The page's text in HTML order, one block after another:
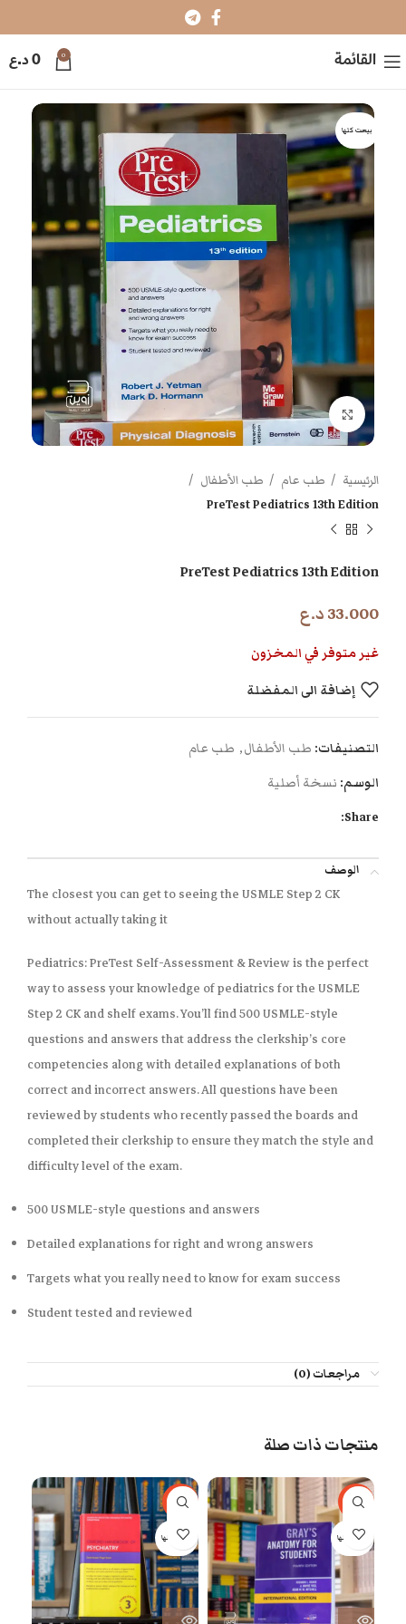
القائمة 0
0د.ع
بيعت كلها
اضغط للتكبير
الرئيسية طب عام
طب الأطفال
PreTest Pediatrics 13th Edition
PreTest Pediatrics 13th Edition
33.000د.ع
غير متوفر في المخزون
إضافة الى المفضلة
التصنيفات: طب الأطفال, طب عام
الوسم: نسخة أصلية
Share:
الوصف
The closest you can get to seeing the USMLE Step 2 CK
without actually taking it
Pediatrics: PreTest Self-Assessment & Reviewis the perfect
way to assess your knowledge of pediatrics for the USMLE
Step 2 CK and shelf exams. You’ll find 500 USMLE-style
questions and answers that address the clerkship’s core
competencies along with detailed explanations of both
correct and incorrect answers. All questions have been
reviewed by students who recently passed the boards and
completed their clerkship to ensure they match the style and
difficulty level of the exam.
500 USMLE-style questions and answers
Detailed explanations for right and wrong answers
Targets what you really need to know for exam success
Student tested and reviewed
مراجعات (0)
منتجات ذات صلة
-40%
بيعت كلها
-77%
بيعت كلها